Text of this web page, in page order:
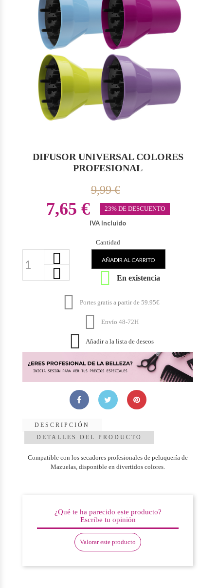
DIFUSOR UNIVERSAL COLORES
PROFESIONAL
9,99 €
7,65 € 23% DE DESCUENTO
IVA Incluido
Cantidad
AÑADIR AL CARRITO
 En existencia
 Portes gratis a partir de 59.95€
 Envío 48-72H
 Añadir a la lista de deseos
DESCRIPCIÓN
DETALLES DEL PRODUCTO
Compatible con los secadores profesionales de peluquería de
Mazuelas, disponible en divertidos colores.
¿Qué te ha parecido este producto?
Escribe tu opinión
Valorar este producto